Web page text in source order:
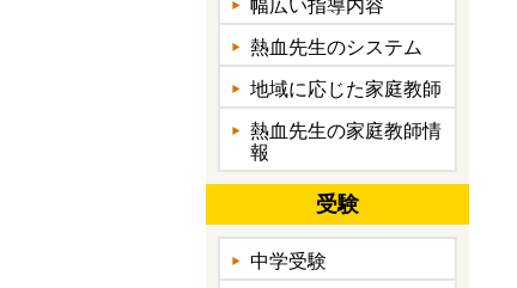
幅広い指導内容
熱血先生のシステム
地域に応じた家庭教師
熱血先生の家庭教師情
報
受験
中学受験